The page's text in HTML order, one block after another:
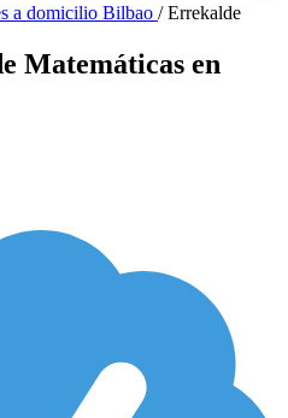
a domicilio Bilbao / Errekalde
Matemáticas en